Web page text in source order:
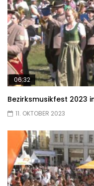
06:32
Bezirksmusikfest 2023
11. OKTOBER 2023